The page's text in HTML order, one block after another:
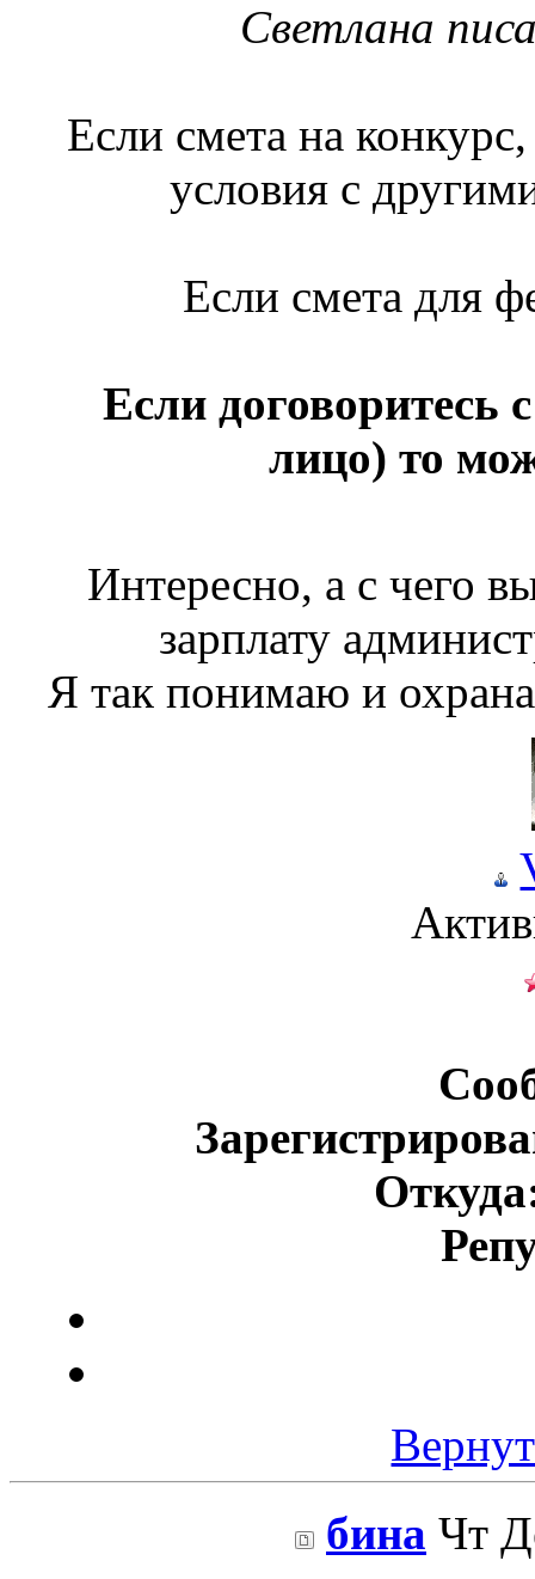
Светлана
Если смета на
условия с
Если смета для
Если договоритесь
лицо) то
Интересно, а с чего
зарплату
Я так понимаю и
бина Чт